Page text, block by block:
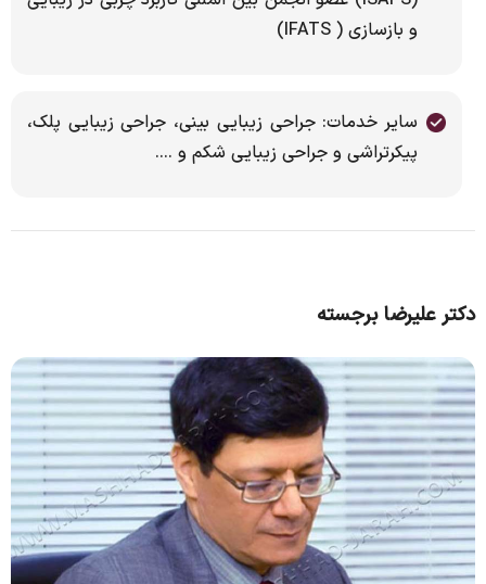
و بازسازی ( IFATS)
سایر خدمات: جراحی زیبایی بینی، جراحی زیبایی پلک،
پیکرتراشی و جراحی زیبایی شکم و ….
دکتر علیرضا برجسته